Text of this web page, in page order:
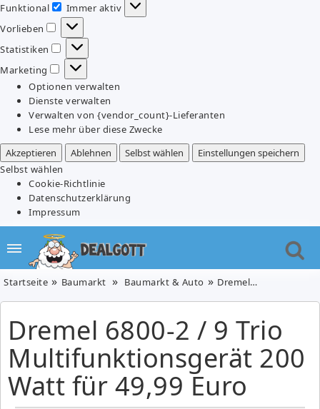
Funktional
Funktional
Immer aktiv
Vorlieben
Vorlieben
Statistiken
Statistiken
Marketing
Marketing
Optionen verwalten
Dienste verwalten
Verwalten von {vendor_count}-Lieferanten
Lese mehr über diese Zwecke
Akzeptieren
Ablehnen Selbst wählen
Einstellungen speichern
Selbst wählen
Cookie-Richtlinie
Datenschutzerklärung
Impressum
Startseite Baumarkt Baumarkt & Auto Dremel 6800-2 / 9 Trio Multifunktionsgerät 200 Watt für 49,99 Euro
Dremel 6800-2 / 9 Trio
Multifunktionsgerät 200
Watt für 49,99 Euro